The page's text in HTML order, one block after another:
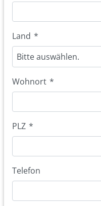
Land *
Bitte auswählen.
Wohnort *
PLZ *
Telefon